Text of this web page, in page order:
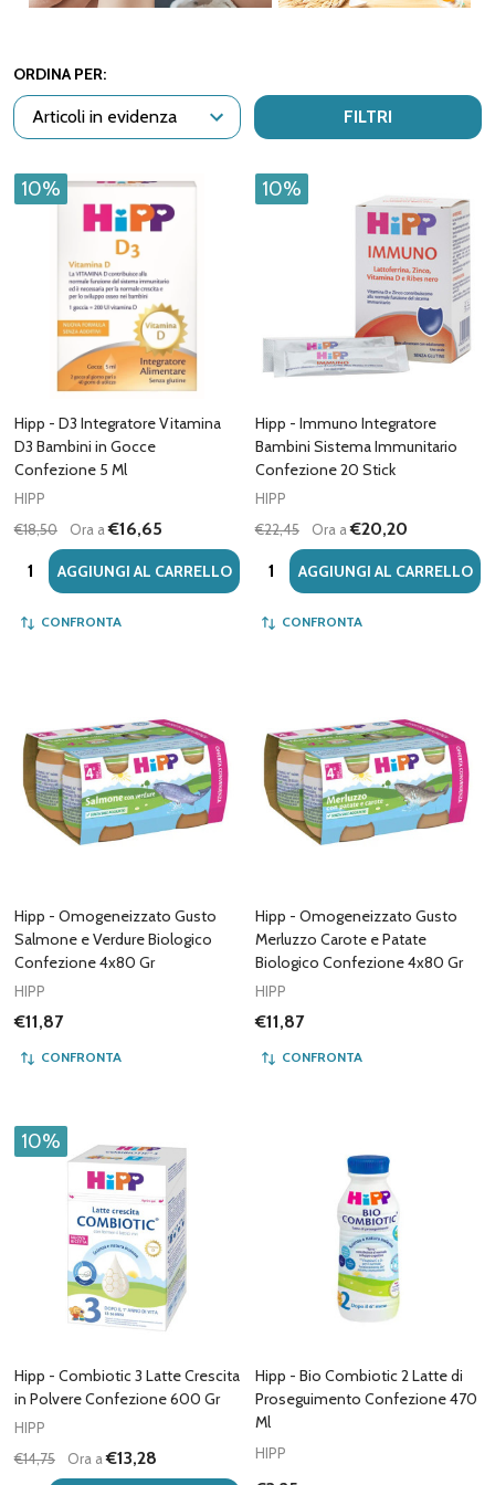
ORDINA PER:
FILTRI
10%
Hipp - D3 Integratore Vitamina
D3 Bambini in Gocce
Confezione 5 Ml
HIPP
€18,50
Ora a€16,65
Quantità:AGGIUNGI AL CARRELLO
CONFRONTA
10%
Hipp - Immuno Integratore
Bambini Sistema Immunitario
Confezione 20 Stick
HIPP
€22,45
Ora a€20,20
Quantità:AGGIUNGI AL CARRELLO
CONFRONTA
Hipp - Omogeneizzato Gusto
Salmone e Verdure Biologico
Confezione 4x80 Gr
HIPP
€11,87
CONFRONTA
Hipp - Omogeneizzato Gusto
Merluzzo Carote e Patate
Biologico Confezione 4x80 Gr
HIPP
€11,87
CONFRONTA
10%
Hipp - Combiotic 3 Latte Crescita
in Polvere Confezione 600 Gr
HIPP
€14,75
Ora a€13,28
Hipp - Bio Combiotic 2 Latte di
Proseguimento Confezione 470
Ml
HIPP